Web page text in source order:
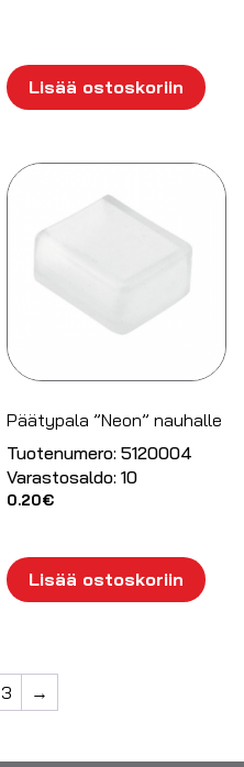
Lisää ostoskoriin
Päätypala ”Neon” nauhalle
Tuotenumero: 5120004
Varastosaldo: 10
0.20€
Lisää ostoskoriin
3 →